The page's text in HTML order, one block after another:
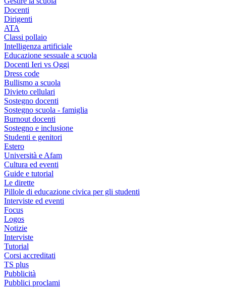
Docenti
Dirigenti
ATA
Classi pollaio
Intelligenza artificiale
Educazione sessuale a scuola
Docenti Ieri vs Oggi
Dress code
Bullismo a scuola
Divieto cellulari
Sostegno docenti
Sostegno scuola - famiglia
Burnout docenti
Sostegno e inclusione
Studenti e genitori
Estero
Università e Afam
Cultura ed eventi
Guide e tutorial
Le dirette
Pillole di educazione civica per gli studenti
Interviste ed eventi
Focus
Logos
Notizie
Interviste
Tutorial
Corsi accreditati
TS plus
Pubblicità
Pubblici proclami